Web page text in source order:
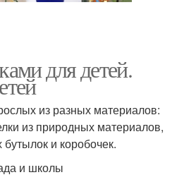
для детей.
из разных материалов:
из природных материалов,
и коробочек.
и школы